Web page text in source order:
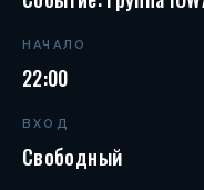
НАЧАЛО
22:00
ВХОД
Свободный